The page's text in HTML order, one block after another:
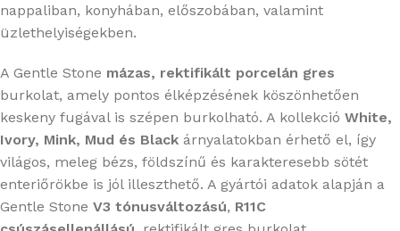
nappaliban, konyhában, előszobában, valamint
üzlethelyiségekben.
A Gentle Stone mázas, rektifikált porcelán gres
burkolat, amely pontos élképzésének köszönhetően
keskeny fugával is szépen burkolható. A kollekció White,
Ivory, Mink, Mud és Black árnyalatokban érhető el, így
világos, meleg bézs, földszínű és karakteresebb sötét
enteriőrökbe is jól illeszthető. A gyártói adatok alapján a
Gentle Stone V3 tónusváltozású, R11C